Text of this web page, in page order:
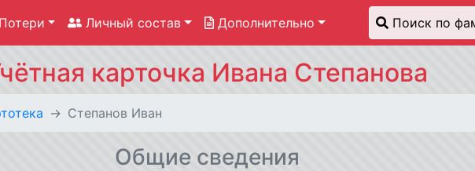
Личный состав Дополнительно Поиск по
карточка Ивана Степанова
Степанов Иван
Общие сведения